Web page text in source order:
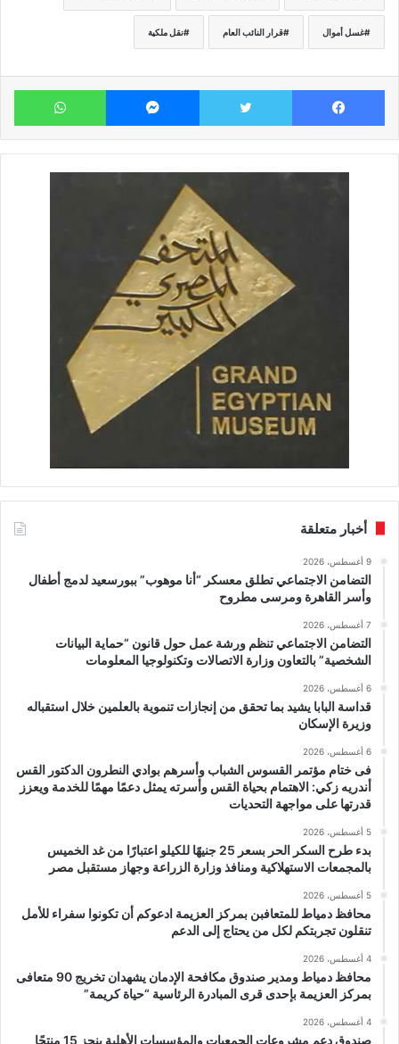
غسل أموال قرار النائب العام نقل ملكية
فيسبوك تويتر ماسنجر
أخبار متعلقة
9 أغسطس، 2026
التضامن الاجتماعي تطلق معسكر “أنا موهوب” ببورسعيد لدمج أطفال
وأسر القاهرة ومرسى مطروح
7 أغسطس، 2026
التضامن الاجتماعي تنظم ورشة عمل حول قانون “حماية البيانات
الشخصية” بالتعاون وزارة الاتصالات وتكنولوجيا المعلومات
6 أغسطس، 2026
قداسة البابا يشيد بما تحقق من إنجازات تنموية بالعلمين خلال استقباله
وزيرة الإسكان
6 أغسطس، 2026
فى ختام مؤتمر القسوس الشباب وأسرهم بوادي النطرون الدكتور القس
أندريه زكي: الاهتمام بحياة القس وأسرته يمثل دعمًا مهمًا للخدمة ويعزز
قدرتها على مواجهة التحديات
5 أغسطس، 2026
بدء طرح السكر الحر بسعر 25 جنيهًا للكيلو اعتبارًا من غد الخميس
بالمجمعات الاستهلاكية ومنافذ وزارة الزراعة وجهاز مستقبل مصر
5 أغسطس، 2026
محافظ دمياط للمتعافبن بمركز العزيمة ادعوكم أن تكونوا سفراء للأمل
تنقلون تجربتكم لكل من يحتاج إلى الدعم
4 أغسطس، 2026
محافظ دمياط ومدير صندوق مكافحة الإدمان يشهدان تخريج 90 متعافى
بمركز العزيمة بإحدى قرى المبادرة الرئاسية “حياة كريمة”
4 أغسطس، 2026
صندوق دعم مشروعات الجمعيات والمؤسسات الأهلية ينجز 15 منتجًا